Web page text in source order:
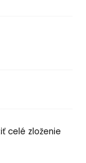
celé zloženie